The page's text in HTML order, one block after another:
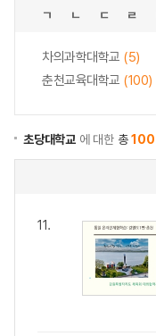
ㄱ ㄴ ㄷ ㄹ
차의과학대학교 (5)
춘천교육대학교 (100)
초당대학교 에 대한 총100
11.